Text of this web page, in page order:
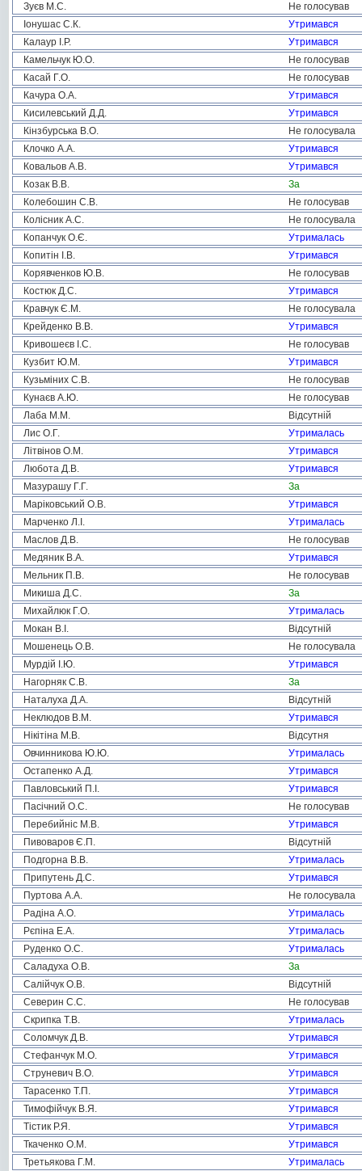
Зуєв М.С.
Не голосував
Іонушас С.К.
Утримався
Калаур І.Р.
Утримався
Камельчук Ю.О.
Не голосував
Касай Г.О.
Не голосував
Качура О.А.
Утримався
Кисилевський Д.Д.
Утримався
Кінзбурська В.О.
Не голосувала
Клочко А.А.
Утримався
Ковальов А.В.
Утримався
Козак В.В.
За
Колебошин С.В.
Не голосував
Колісник А.С.
Не голосувала
Копанчук О.Є.
Утрималась
Копитін І.В.
Утримався
Корявченков Ю.В.
Не голосував
Костюк Д.С.
Утримався
Кравчук Є.М.
Не голосувала
Крейденко В.В.
Утримався
Кривошеєв І.С.
Не голосував
Кузбит Ю.М.
Утримався
Кузьміних С.В.
Не голосував
Кунаєв А.Ю.
Не голосував
Лаба М.М.
Відсутній
Лис О.Г.
Утрималась
Літвінов О.М.
Утримався
Любота Д.В.
Утримався
Мазурашу Г.Г.
За
Маріковський О.В.
Утримався
Марченко Л.І.
Утрималась
Маслов Д.В.
Не голосував
Медяник В.А.
Утримався
Мельник П.В.
Не голосував
Микиша Д.С.
За
Михайлюк Г.О.
Утрималась
Мокан В.І.
Відсутній
Мошенець О.В.
Не голосувала
Мурдій І.Ю.
Утримався
Нагорняк С.В.
За
Наталуха Д.А.
Відсутній
Неклюдов В.М.
Утримався
Нікітіна М.В.
Відсутня
Овчинникова Ю.Ю.
Утрималась
Остапенко А.Д.
Утримався
Павловський П.І.
Утримався
Пасічний О.С.
Не голосував
Перебийніс М.В.
Утримався
Пивоваров Є.П.
Відсутній
Подгорна В.В.
Утрималась
Припутень Д.С.
Утримався
Пуртова А.А.
Не голосувала
Радіна А.О.
Утрималась
Рєпіна Е.А.
Утрималась
Руденко О.С.
Утрималась
Саладуха О.В.
За
Салійчук О.В.
Відсутній
Северин С.С.
Не голосував
Скрипка Т.В.
Утрималась
Соломчук Д.В.
Утримався
Стефанчук М.О.
Утримався
Струневич В.О.
Утримався
Тарасенко Т.П.
Утримався
Тимофійчук В.Я.
Утримався
Тістик Р.Я.
Утримався
Ткаченко О.М.
Утримався
Третьякова Г.М.
Утрималась